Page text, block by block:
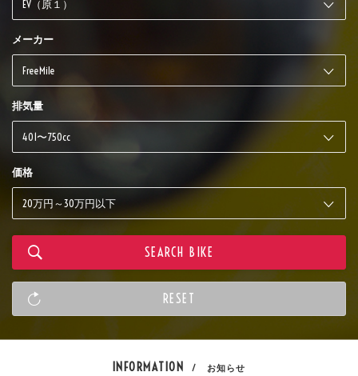
メーカー
排気量
価格
INFORMATION / お知らせ